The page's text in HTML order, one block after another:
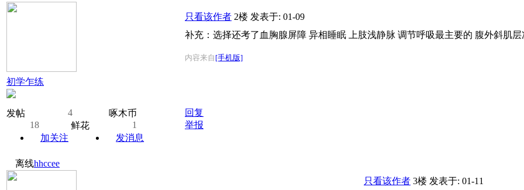
初学乍练
发帖 4
啄木币
18
鲜花
1
加关注
发消息
只看该作者 2楼 发表于: 01-09
补充：选择还考了血胸腺屏障 异相睡眠 上肢浅静脉 调节呼吸最主要的 腹外斜肌层
内容来自 [手机版]
回复
举报
离线hhccee
只看该作者 3楼 发表于: 01-11